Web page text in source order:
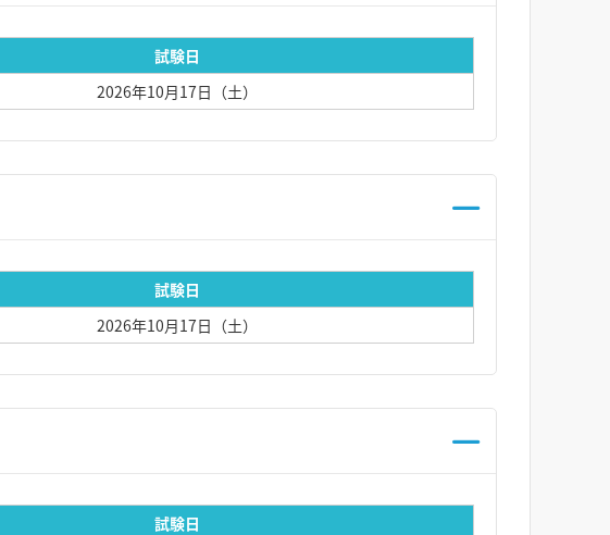
試験日
2026年10月17日（土）
試験日
2026年10月17日（土）
試験日